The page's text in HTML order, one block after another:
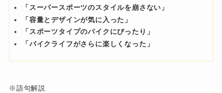
「スーパースポーツのスタイルを崩さない」
「容量とデザインが気に入った」
「スポーツタイプのバイクにぴったり」
「バイクライフがさらに楽しくなった」
※語句解説